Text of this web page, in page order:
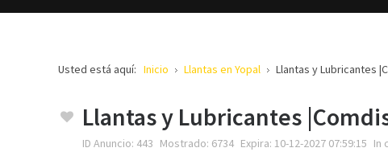
Usted está aquí: Inicio Llantas en Yopal Llantas y Lubricantes
Llantas y Lubricantes
ID Anuncio: 443 Mostrado: 6734 Expira: 10-12-2027 07:59:15 In